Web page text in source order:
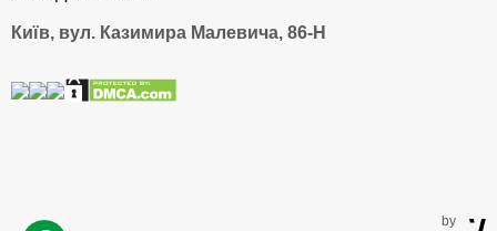
Київ, вул. Казимира Малевича, 86-Н
by